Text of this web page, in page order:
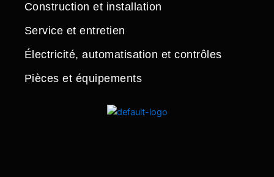
Construction et installation
Service et entretien
Électricité, automatisation et contrôles
Pièces et équipements